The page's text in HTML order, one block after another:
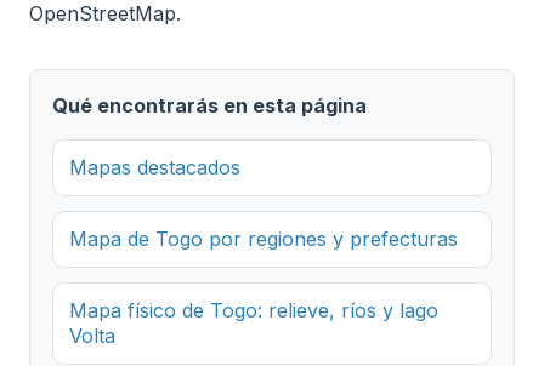
OpenStreetMap.
Qué encontrarás en esta página
Mapas destacados
Mapa de Togo por regiones y prefecturas
Mapa físico de Togo: relieve, ríos y lago
Volta